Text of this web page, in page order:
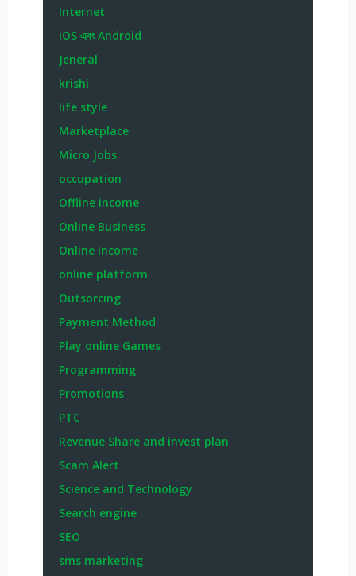
Internet
iOS এবং Android
Jeneral
krishi
life style
Marketplace
Micro Jobs
occupation
Offline income
Online Business
Online Income
online platform
Outsorcing
Payment Method
Play online Games
Programming
Promotions
PTC
Revenue Share and invest plan
Scam Alert
Science and Technology
Search engine
SEO
sms marketing